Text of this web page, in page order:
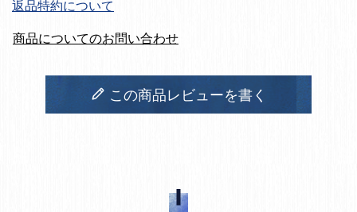
返品特約について
商品についてのお問い合わせ
この商品レビューを書く